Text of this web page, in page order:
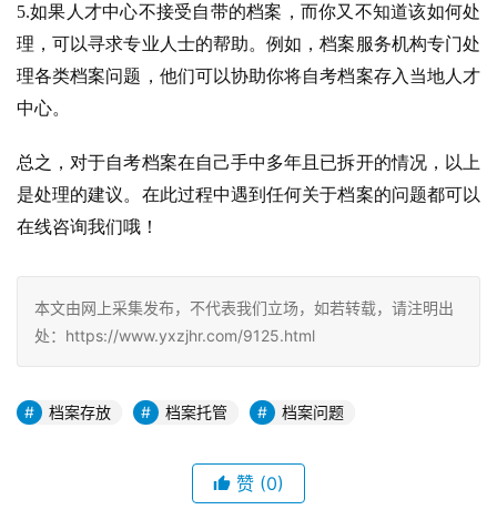
5.如果人才中心不接受自带的档案，而你又不知道该如何处
理，可以寻求专业人士的帮助。例如，档案服务机构专门处
理各类档案问题，他们可以协助你将自考档案存入当地人才
中心。
总之，对于自考档案在自己手中多年且已拆开的情况，以上
是处理的建议。在此过程中遇到任何关于档案的问题都可以
在线咨询我们哦！
本文由网上采集发布，不代表我们立场，如若转载，请注明出
处：https://www.yxzjhr.com/9125.html
档案存放 档案托管 档案问题
赞 (0)